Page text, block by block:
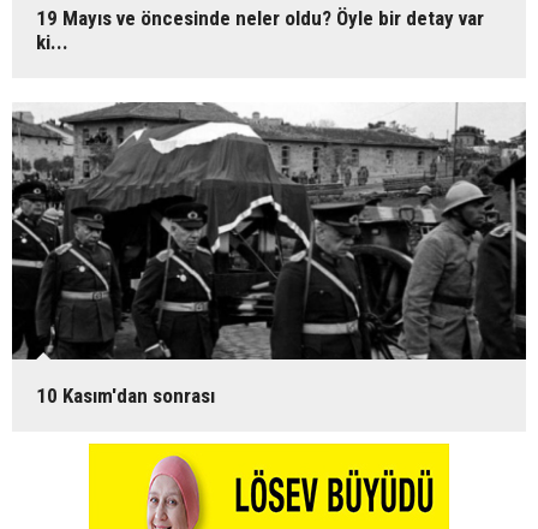
19 Mayıs ve öncesinde neler oldu? Öyle bir detay var
ki...
10 Kasım'dan sonrası